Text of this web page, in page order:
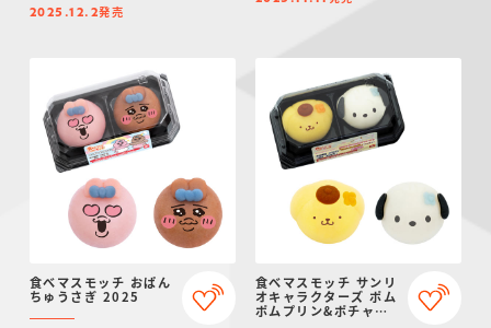
2025.12.2発売
食べマスモッチ おぱん
ちゅうさぎ 2025
食べマスモッチ サンリ
オキャラクターズ ポム
ポムプリン&ポチャッ